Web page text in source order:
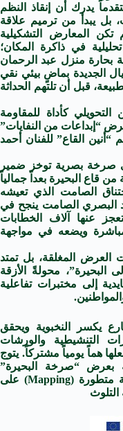
يدرك أن إنقاذ النظم
بل يبدأ من ترميم علاقة
تكن المعارض التشكيلية
في ذاكرة المكان؛
بحارة منزل عبد الرحمان
الجديدة بماضٍ بيئي نقي
قبل أن تلتهم الحداثة
كأداة للمقاومة
“إبداعات من النفايات”
القاع” للفنان أحمد
صرخة بصرية توخز ضمير
قاع البحيرة بعداً جمالياً
الصامت الذي تعيشه
البصري الصامت ينجح في
عنها آلاف الخطابات
مباشرة ويضعه في مواجهة
العرض المغلقة، بل تمتد
البحيرة”، محولةً الأزقة
إلى مختبرات تفاعلية
يكسر النخبوية ويحقق
التنشيطية والورشات
هماً يومياً مشتركاً. يتوج
بعرض “صرخة البحيرة”
المسرحي، وبإسقاطات ضوئية وتكنولوجية متطورة (Mapping) على